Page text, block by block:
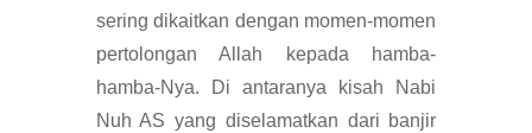
sering dikaitkan dengan momen-momen
pertolongan Allah kepada hamba-
hamba-Nya. Di antaranya kisah Nabi
Nuh AS yang diselamatkan dari banjir